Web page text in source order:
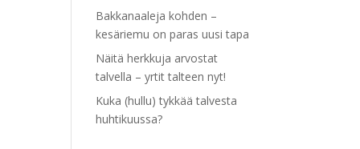
Bakkanaaleja kohden –
kesäriemu on paras uusi tapa
Näitä herkkuja arvostat
talvella – yrtit talteen nyt!
Kuka (hullu) tykkää talvesta
huhtikuussa?